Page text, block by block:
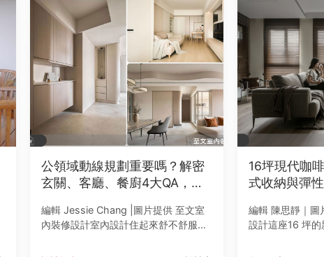
公領域動線規劃重要嗎？解密
玄關、客廳、餐廚4大QA，讓
編輯 Jessie Chang |圖片提供 至文室
內裝修設計室內設計住起來舒不舒服、
動線安排不當，不僅行走時容易受家具
16坪現代咖
式收納與彈
編輯 陳思靜｜圖
設計這座16 坪的
的明亮簡約，他